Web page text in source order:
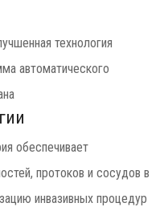
технология
автоматического
обеспечивает
протоков и сосудов в
инвазивных процедур